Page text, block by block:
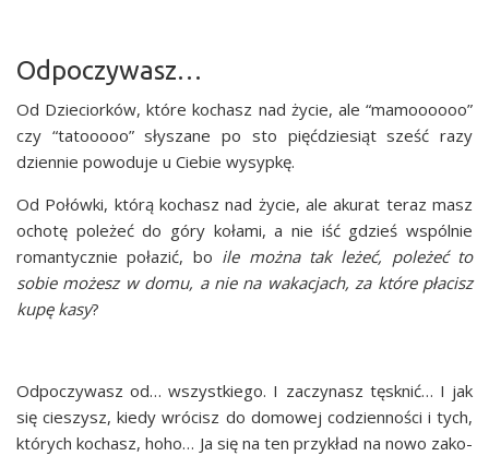
Odpoczywasz…
Od Dzie­cior­ków, któ­re kochasz nad życie, ale “mamo­ooooo”
czy “tato­oooo” sły­sza­ne po sto pięć­dzie­siąt sześć razy
dzien­nie powo­du­je u Cie­bie wysypkę.
Od Połów­ki, któ­rą kochasz nad życie, ale aku­rat teraz masz
ocho­tę pole­żeć do góry koła­mi, a nie iść gdzieś wspól­nie
roman­tycz­nie poła­zić, bo ile moż­na tak leżeć, pole­żeć to
sobie możesz w domu, a nie na waka­cjach, za któ­re pła­cisz
kupę kasy?
Odpo­czy­wasz od… wszyst­kie­go. I zaczy­nasz tęsk­nić… I jak
się cie­szysz, kie­dy wró­cisz do domo­wej codzien­no­ści i tych,
któ­rych kochasz, hoho… Ja się na ten przy­kład na nowo zako­